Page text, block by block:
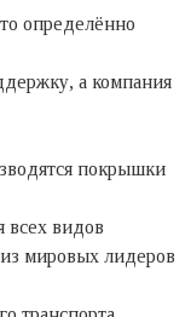
определённо
а компания
покрышки
всех видов
мировых лидеров